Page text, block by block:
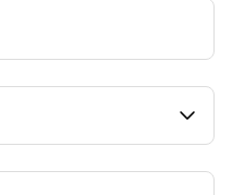
California, US